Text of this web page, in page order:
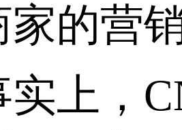
家的营
，